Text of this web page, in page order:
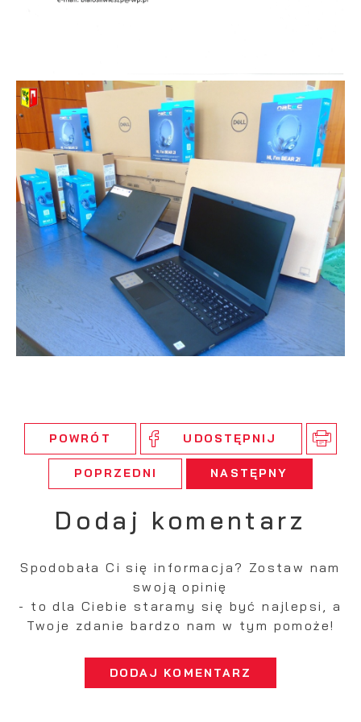
POWRÓT UDOSTĘPNIJ
POPRZEDNI NASTĘPNY
Dodaj komentarz
Spodobała Ci się informacja? Zostaw nam
swoją opinię
- to dla Ciebie staramy się być najlepsi, a
Twoje zdanie bardzo nam w tym pomoże!
DODAJ KOMENTARZ